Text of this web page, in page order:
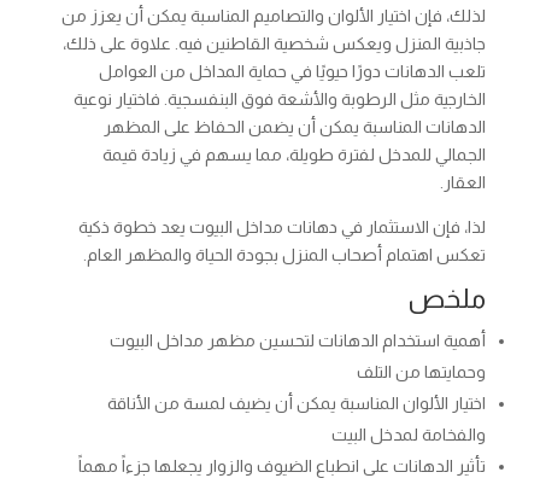
لذلك، فإن اختيار الألوان والتصاميم المناسبة يمكن أن يعزز من
جاذبية المنزل ويعكس شخصية القاطنين فيه. علاوة على ذلك،
تلعب الدهانات دورًا حيويًا في حماية المداخل من العوامل
الخارجية مثل الرطوبة والأشعة فوق البنفسجية. فاختيار نوعية
الدهانات المناسبة يمكن أن يضمن الحفاظ على المظهر
الجمالي للمدخل لفترة طويلة، مما يسهم في زيادة قيمة
العقار.
لذا، فإن الاستثمار في دهانات مداخل البيوت يعد خطوة ذكية
تعكس اهتمام أصحاب المنزل بجودة الحياة والمظهر العام.
ملخص
أهمية استخدام الدهانات لتحسين مظهر مداخل البيوت
وحمايتها من التلف
اختيار الألوان المناسبة يمكن أن يضيف لمسة من الأناقة
والفخامة لمدخل البيت
تأثير الدهانات على انطباع الضيوف والزوار يجعلها جزءاً مهماً